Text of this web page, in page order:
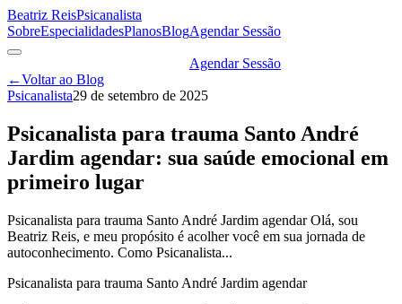
Beatriz ReisPsicanalista
SobreEspecialidadesPlanosBlogAgendar Sessão
Agendar Sessão
←Voltar ao Blog
Psicanalista29 de setembro de 2025
Psicanalista para trauma Santo André
Jardim agendar: sua saúde emocional em
primeiro lugar
Psicanalista para trauma Santo André Jardim agendar Olá, sou
Beatriz Reis, e meu propósito é acolher você em sua jornada de
autoconhecimento. Como Psicanalista...
Psicanalista para trauma Santo André Jardim agendar